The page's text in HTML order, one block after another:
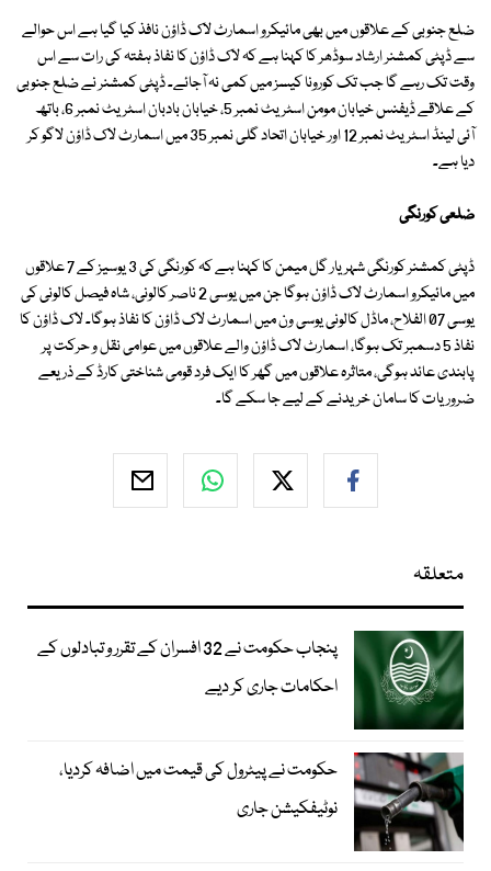
ضلع جنوبی کے علاقوں میں بھی مائیکرو اسمارٹ لاک ڈاؤن نافذ کیا گیا ہے اس حوالے
سے ڈپٹی کمشنر ارشاد سوڈھر کا کہنا ہے کہ لاک ڈاؤن کا نفاذ ہفتہ کی رات سے اس
وقت تک رہے گا جب تک کورونا کیسز میں کمی نہ آجائے۔ ڈپٹی کمشنر نے ضلع جنوبی
کے علاقے ڈیفنس خیابان مومن اسٹریٹ نمبر 5، خیابان بادبان اسٹریٹ نمبر 6، باتھ
آئی لینڈ اسٹریٹ نمبر 12 اور خیابان اتحاد گلی نمبر 35 میں اسمارٹ لاک ڈاؤن لاگو کر
دیا ہے۔
ضلعی کورنگی
ڈپٹی کمشنر کورنگی شہریار گل میمن کا کہنا ہے کہ کورنگی کی 3 یوسیز کے 7 علاقوں
میں مائیکرو اسمارٹ لاک ڈاؤن ہوگا جن میں یوسی 2 ناصر کالونی، شاہ فیصل کالونی کی
یوسی 07 الفلاح، ماڈل کالونی یوسی ون میں اسمارٹ لاک ڈاؤن کا نفاذ ہوگا۔ لاک ڈاؤن کا
نفاذ 5 دسمبر تک ہوگا، اسمارٹ لاک ڈاؤن والے علاقوں میں عوامی نقل و حرکت پر
پابندی عائد ہوگی، متاثرہ علاقوں میں گھر کا ایک فرد قومی شناختی کارڈ کے ذریعے
ضروریات کا سامان خریدنے کے لیے جا سکے گا۔
متعلقہ
پنجاب حکومت نے 32 افسران کے تقرر و تبادلوں کے
احکامات جاری کر دیے
حکومت نے پیٹرول کی قیمت میں اضافہ کردیا،
نوٹیفکیشن جاری